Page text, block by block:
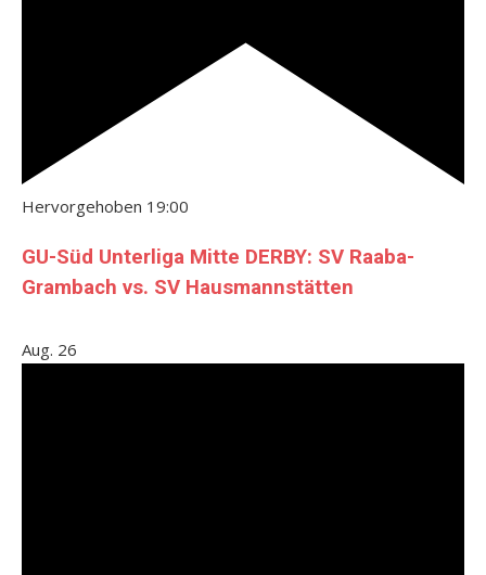
Hervorgehoben 19:00
GU-Süd Unterliga Mitte DERBY: SV Raaba-
Grambach vs. SV Hausmannstätten
Aug. 26